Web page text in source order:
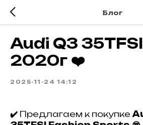
Блог
Audi Q3
2020г ❤️
2025-11-24 14:12
✔️ Предлагаем к покупке